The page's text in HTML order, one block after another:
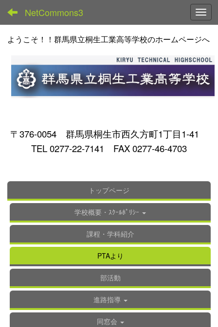
NetCommons3
ようこそ！！群馬県立桐生工業高等学校のホームページへ
〒376-0054 群馬県桐生市西久方町1丁目1-41
TEL 0277-22-7141 FAX 0277-46-4703
トップページ
学校概要・ｽｸｰﾙﾎﾟﾘｼｰ
課程・学科紹介
PTAより
部活動
進路指導
同窓会